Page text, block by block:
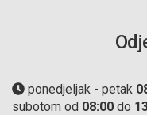
ponedjeljak - petak
subotom od 08:00 do